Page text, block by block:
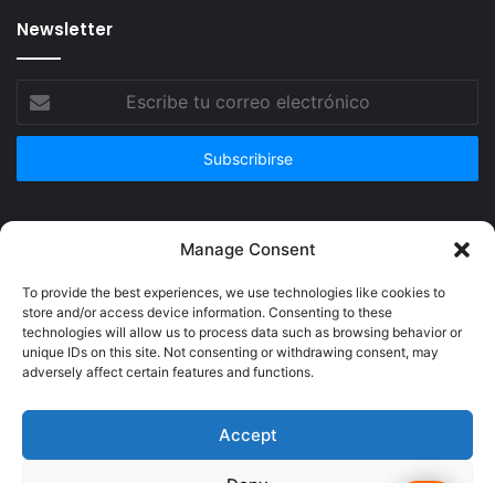
Manage Consent
To provide the best experiences, we use technologies like cookies to
store and/or access device information. Consenting to these
technologies will allow us to process data such as browsing behavior or
unique IDs on this site. Not consenting or withdrawing consent, may
adversely affect certain features and functions.
Accept
Newsletter
correo